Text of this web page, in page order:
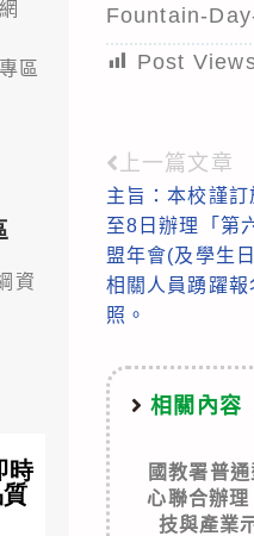
Fountain-
Post
Read
more
articles
上一篇文章
主旨：本校謹
至8日辦理「第
盟年會(及學生
相關人員踴躍
照。
相關內容
國教署普
心聯合辦
技與產業
區
資